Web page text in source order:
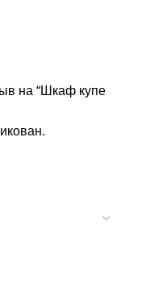
на “Шкаф купе